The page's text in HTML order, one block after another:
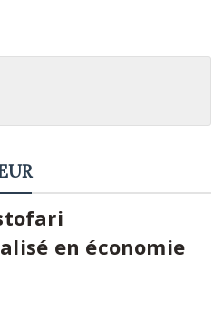
en économie